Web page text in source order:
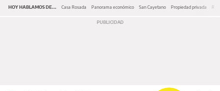
HOY HABLAMOS DE... Casa Rosada Panorama económico San Cayetano Propiedad privada